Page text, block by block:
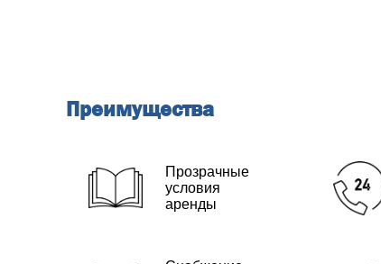
Преимущества
Прозрачные
условия
аренды